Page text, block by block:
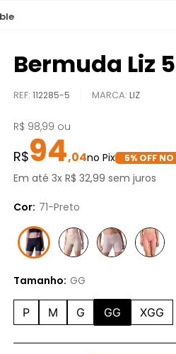
Bermuda Liz
REF: 112285-5 LIZ
R$ 98,99 ou
94,04 5% OFF NO
Em até 3x R$ 32,99 sem juros
Cor: 71-Preto
Tamanho: GG
P M G GG XGG